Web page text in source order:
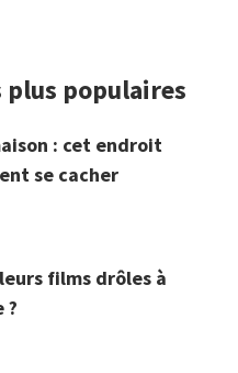
plus populaires
: cet endroit
se cacher
films drôles à
?